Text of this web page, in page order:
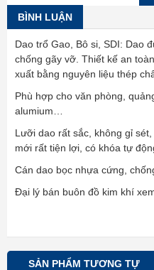
BÌNH LUẬN
Dao trổ Gao, Bô si, SDI: Dao
chống gãy vỡ. Thiết kế an
xuất bằng nguyên liệu thép
Phù hợp cho văn phòng,
alumium…
Lưỡi dao rất sắc, không gỉ
mới rất tiện lợi, có khóa tự
Cán dao bọc nhựa cứng,
Đại lý bán buôn đồ kim khí
SẢN PHẨM TƯƠNG TỰ